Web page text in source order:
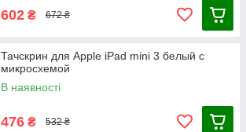
602 ₴ 672 ₴
Тачскрин для Apple iPad mini 3 белый с
микросхемой
В наявності
476 ₴ 532 ₴